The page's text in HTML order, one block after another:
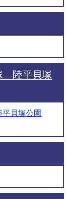
陸平貝塚
貝塚公園